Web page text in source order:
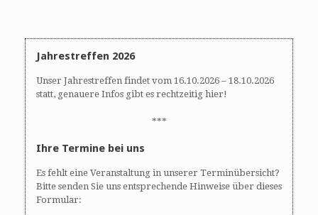
Jahrestreffen 2026
Unser Jahrestreffen findet vom 16.10.2026 – 18.10.2026
statt, genauere Infos gibt es rechtzeitig hier!
***
Ihre Termine bei uns
Es fehlt eine Veranstaltung in unserer Terminübersicht?
Bitte senden Sie uns entsprechende Hinweise über dieses
Formular: